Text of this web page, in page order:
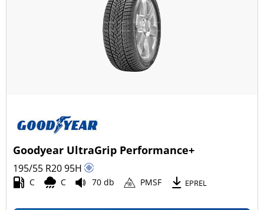
Goodyear UltraGrip Performance+
195/55 R2095H
C C 70 db PMSF EPREL